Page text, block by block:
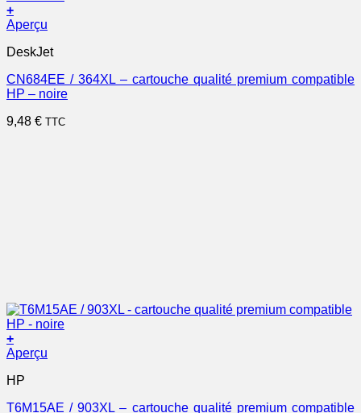
+
Aperçu
DeskJet
CN684EE / 364XL – cartouche qualité premium compatible
HP – noire
9,48 € TTC
+
Aperçu
HP
T6M15AE / 903XL – cartouche qualité premium compatible